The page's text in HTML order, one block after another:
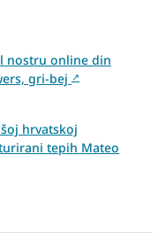
nostru online din
gri-bej ↗
hrvatskoj
tepih Mateo